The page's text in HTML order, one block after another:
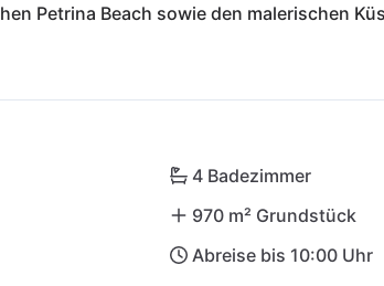
Petrina Beach sowie den malerischen
Krk zählt zu den vielseitigsten
auch zahlreiche Wander- und
Weingüter rund um die bekannte
4 Badezimmer
970 m² Grundstück
Abreise bis 10:00 Uhr